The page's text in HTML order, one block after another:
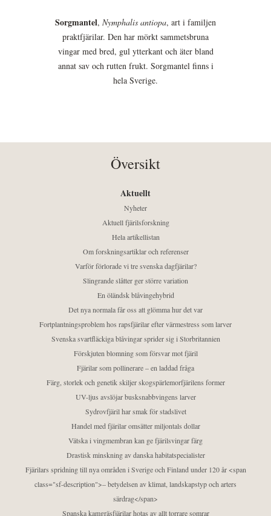
Sorgmantel, Nymphalis antiopa, art i familjen
praktfjärilar. Den har mörkt sammetsbruna
vingar med bred, gul ytterkant och äter bland
annat sav och rutten frukt. Sorgmantel finns i
hela Sverige.
Översikt
Aktuellt
Nyheter
Aktuell fjärilsforskning
Hela artikellistan
Om forskningsartiklar och referenser
Varför förlorade vi tre svenska dagfjärilar?
Slingrande slåtter ger större variation
En öländsk blåvingehybrid
Det nya normala får oss att glömma hur det var
Fortplantningsproblem hos rapsfjärilar efter värmestress som larver
Svenska svartfläckiga blåvingar sprider sig i Storbritannien
Förskjuten blomning som försvar mot fjäril
Fjärilar som pollinerare – en laddad fråga
Färg, storlek och genetik skiljer skogspärlemorfjärilens former
UV-ljus avslöjar busksnabbvingens larver
Sydrovfjäril har smak för stadslivet
Handel med fjärilar omsätter miljontals dollar
Vätska i vingmembran kan ge fjärilsvingar färg
Drastisk minskning av danska habitatspecialister
Fjärilars spridning till nya områden i Sverige och Finland under 120 år <span
class="sf-description">– betydelsen av klimat, landskapstyp och arters
särdrag</span>
Spanska kamgräsfjärilar hotas av allt torrare somrar